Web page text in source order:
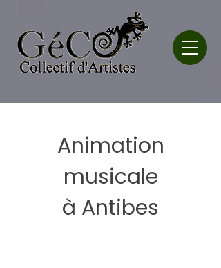
Animation
musicale
à Antibes